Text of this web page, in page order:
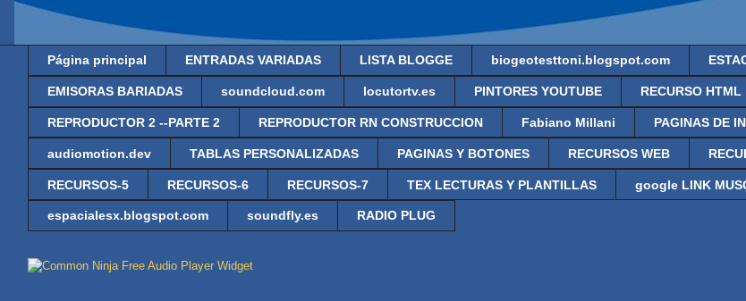
Página principal ENTRADAS VARIADAS LISTA BLOGGE biogeotesttoni.blogspot.com
EMISORAS BARIADAS soundcloud.com locutortv.es PINTORES YOUTUBE RECURSO HTML
REPRODUCTOR 2 --PARTE 2 REPRODUCTOR RN CONSTRUCCION Fabiano Millani PAGINAS DE
audiomotion.dev TABLAS PERSONALIZADAS PAGINAS Y BOTONES RECURSOS WEB
RECURSOS-5 RECURSOS-6 RECURSOS-7 TEX LECTURAS Y PLANTILLAS google LINK
espacialesx.blogspot.com soundfly.es RADIO PLUG
Free Audio Player Widget